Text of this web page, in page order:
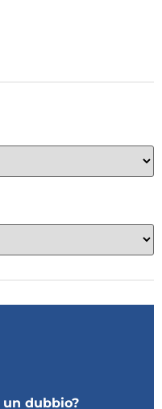
dubbio?